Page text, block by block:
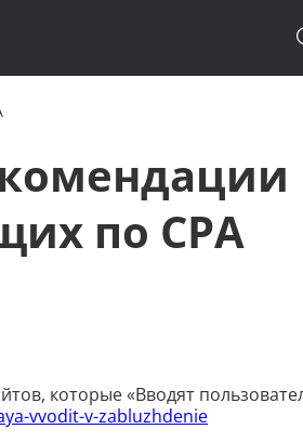
Фанфики
по CPA
которые «Вводят
vvodit-v-zabluzhdenie